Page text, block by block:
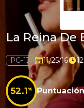
La Reina De
PG-13 11/25/16
52.1% Puntuación